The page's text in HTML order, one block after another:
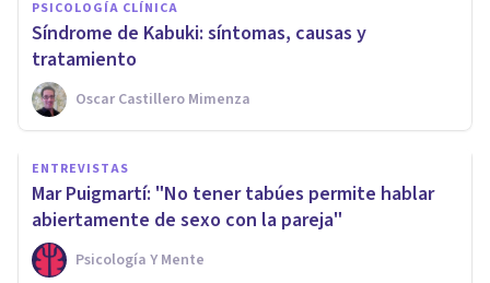
PSICOLOGÍA CLÍNICA
​Síndrome de Kabuki: síntomas, causas y
tratamiento
Oscar Castillero Mimenza
ENTREVISTAS
Mar Puigmartí: "No tener tabúes permite hablar
abiertamente de sexo con la pareja"
Psicología Y Mente